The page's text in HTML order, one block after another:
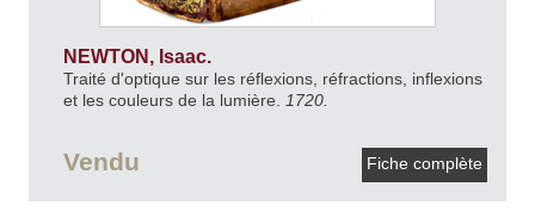
NEWTON, Isaac.
Traité d'optique sur les réflexions, réfractions, inflexions
et les couleurs de la lumière.
1720.
Vendu Fiche complète